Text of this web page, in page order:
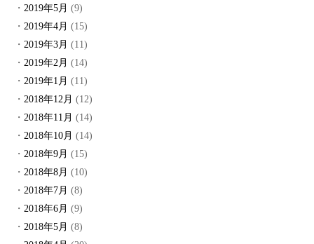
2019年5月 (9)
2019年4月 (15)
2019年3月 (11)
2019年2月 (14)
2019年1月 (11)
2018年12月 (12)
2018年11月 (14)
2018年10月 (14)
2018年9月 (15)
2018年8月 (10)
2018年7月 (8)
2018年6月 (9)
2018年5月 (8)